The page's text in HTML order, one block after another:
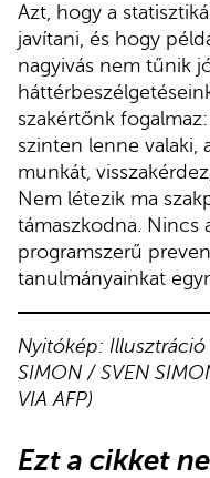
Azt, hogy a
javítani, és hogy
nagyivás nem tűnik
szakértőnk
szinten lenne valaki,
munkát,
Nem létezik ma
támaszkodna. Nincs
programszerű
tanulmányainkat
Nyitókép: Illusztráció
SIMON / SVEN
VIA AFP)
Ezt a cikket